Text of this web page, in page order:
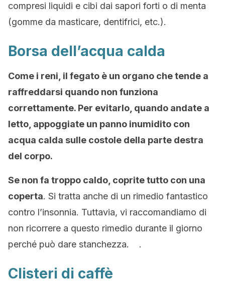
compresi liquidi e cibi dai sapori forti o di menta
(gomme da masticare, dentifrici, etc.).
Borsa dell’acqua calda
Come i reni, il fegato è un organo che tende a
raffreddarsi quando non funziona
correttamente. Per evitarlo, quando andate a
letto, appoggiate un panno inumidito con
acqua calda sulle costole della parte destra
del corpo.
Se non fa troppo caldo, coprite tutto con una
coperta. Si tratta anche di un rimedio fantastico
contro l’insonnia. Tuttavia, vi raccomandiamo di
non ricorrere a questo rimedio durante il giorno
perché può dare stanchezza. .
Clisteri di caffè